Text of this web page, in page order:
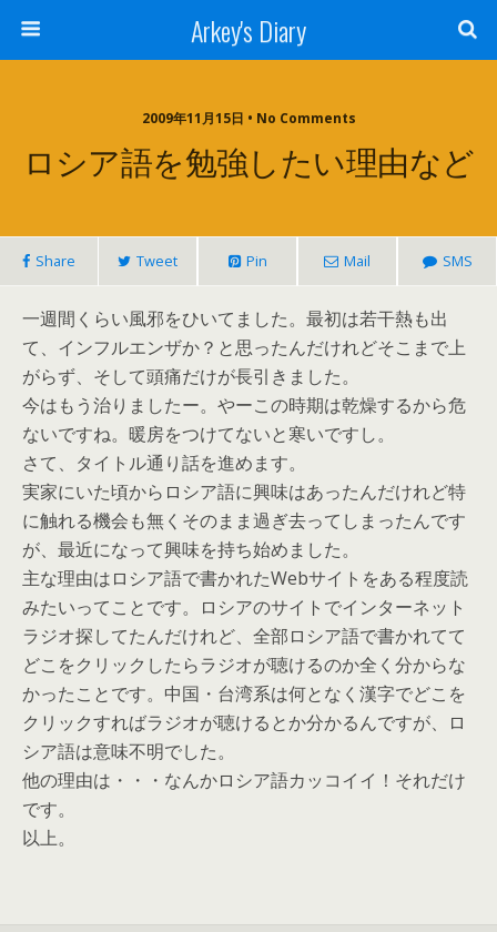
Arkey's Diary
2009年11月15日 • No Comments
ロシア語を勉強したい理由など
Share Tweet Pin Mail SMS
一週間くらい風邪をひいてました。最初は若干熱も出
て、インフルエンザか？と思ったんだけれどそこまで上
がらず、そして頭痛だけが長引きました。
今はもう治りましたー。やーこの時期は乾燥するから危
ないですね。暖房をつけてないと寒いですし。
さて、タイトル通り話を進めます。
実家にいた頃からロシア語に興味はあったんだけれど特
に触れる機会も無くそのまま過ぎ去ってしまったんです
が、最近になって興味を持ち始めました。
主な理由はロシア語で書かれたWebサイトをある程度読
みたいってことです。ロシアのサイトでインターネット
ラジオ探してたんだけれど、全部ロシア語で書かれてて
どこをクリックしたらラジオが聴けるのか全く分からな
かったことです。中国・台湾系は何となく漢字でどこを
クリックすればラジオが聴けるとか分かるんですが、ロ
シア語は意味不明でした。
他の理由は・・・なんかロシア語カッコイイ！それだけ
です。
以上。